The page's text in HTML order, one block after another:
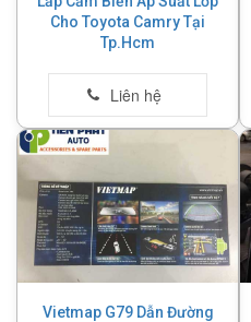
Cho Toyota Camry Tại
Tp.Hcm
Vietmap G79 Dẫn Đường